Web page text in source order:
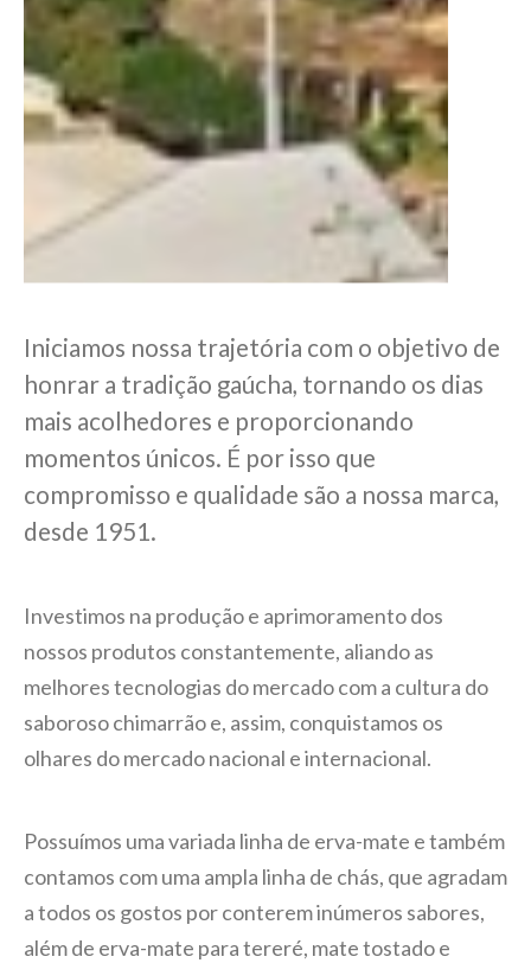
Iniciamos nossa trajetória com o objetivo de
honrar a tradição gaúcha, tornando os dias
mais acolhedores e proporcionando
momentos únicos. É por isso que
compromisso e qualidade são a nossa marca,
desde 1951.
Investimos na produção e aprimoramento dos
nossos produtos constantemente, aliando as
melhores tecnologias do mercado com a cultura do
saboroso chimarrão e, assim, conquistamos os
olhares do mercado nacional e internacional.
Possuímos uma variada linha de erva-mate e também
contamos com uma ampla linha de chás, que agradam
a todos os gostos por conterem inúmeros sabores,
além de erva-mate para tereré, mate tostado e